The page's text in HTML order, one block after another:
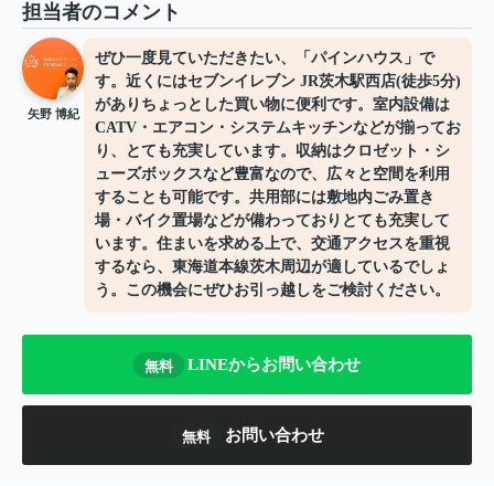
担当者のコメント
矢野 博紀
ぜひ一度見ていただきたい、「パインハウス」で
す。近くにはセブンイレブン JR茨木駅西店(徒歩5分)
がありちょっとした買い物に便利です。室内設備は
CATV・エアコン・システムキッチンなどが揃ってお
り、とても充実しています。収納はクロゼット・シ
ューズボックスなど豊富なので、広々と空間を利用
することも可能です。共用部には敷地内ごみ置き
場・バイク置場などが備わっておりとても充実して
います。住まいを求める上で、交通アクセスを重視
するなら、東海道本線茨木周辺が適しているでしょ
う。この機会にぜひお引っ越しをご検討ください。
無料 LINEからお問い合わせ
無料 お問い合わせ